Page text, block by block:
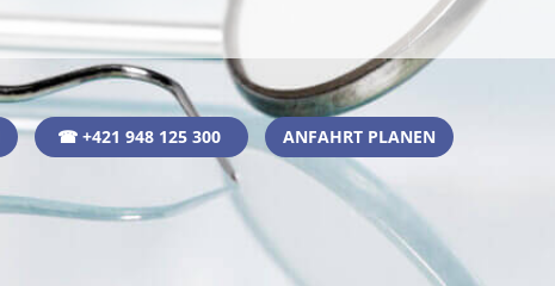
☎ +421 948 125 300 ANFAHRT PLANEN